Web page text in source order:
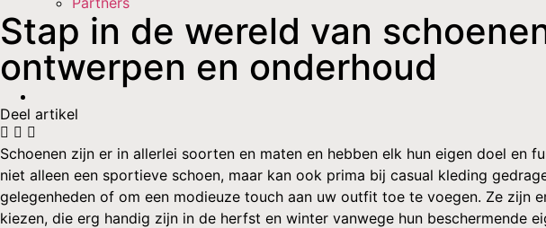
Stap in de wereld van
ontwerpen en onderhoud
Deel artikel
Schoenen zijn er in allerlei soorten en maten en hebben elk hun eigen doel
niet alleen een sportieve schoen, maar kan ook prima bij casual kleding
gelegenheden of om een modieuze touch aan uw outfit toe te voegen. Ze zijn
kiezen, die erg handig zijn in de herfst en winter vanwege hun beschermende